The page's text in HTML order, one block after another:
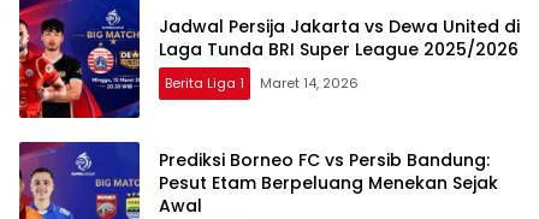
Jadwal Persija Jakarta vs Dewa United di
Laga Tunda BRI Super League 2025/2026
Berita Liga 1 Maret 14, 2026
Prediksi Borneo FC vs Persib Bandung:
Pesut Etam Berpeluang Menekan Sejak
Awal